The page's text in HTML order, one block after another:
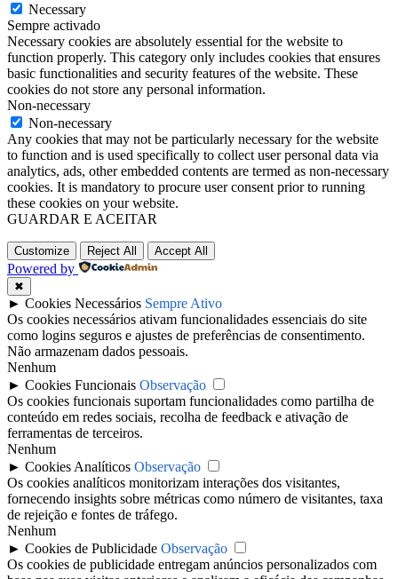
Necessary
Sempre activado
Necessary cookies are absolutely essential for the website to
function properly. This category only includes cookies that ensures
basic functionalities and security features of the website. These
cookies do not store any personal information.
Non-necessary
Non-necessary
Any cookies that may not be particularly necessary for the website
to function and is used specifically to collect user personal data via
analytics, ads, other embedded contents are termed as non-necessary
cookies. It is mandatory to procure user consent prior to running
these cookies on your website.
GUARDAR E ACEITAR
Customize Reject All Accept All
Powered by
✖
► Cookies Necessários Sempre Ativo
Os cookies necessários ativam funcionalidades essenciais do site
como logins seguros e ajustes de preferências de consentimento.
Não armazenam dados pessoais.
Nenhum
► Cookies Funcionais Observação
Os cookies funcionais suportam funcionalidades como partilha de
conteúdo em redes sociais, recolha de feedback e ativação de
ferramentas de terceiros.
Nenhum
► Cookies Analíticos Observação
Os cookies analíticos monitorizam interações dos visitantes,
fornecendo insights sobre métricas como número de visitantes, taxa
de rejeição e fontes de tráfego.
Nenhum
► Cookies de Publicidade Observação
Os cookies de publicidade entregam anúncios personalizados com